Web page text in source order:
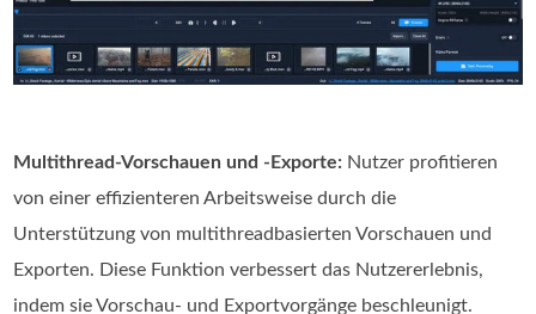
Multithread-Vorschauen und -Exporte: Nutzer profitieren
von einer effizienteren Arbeitsweise durch die
Unterstützung von multithreadbasierten Vorschauen und
Exporten. Diese Funktion verbessert das Nutzererlebnis,
indem sie Vorschau- und Exportvorgänge beschleunigt.